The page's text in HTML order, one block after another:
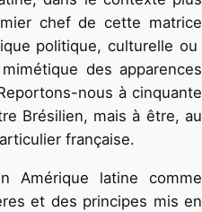
chef de cette matrice
politique, culturelle ou
des apparences
nous à cinquante
Brésilien, mais à être, au
française.
Amérique latine comme
et des principes mis en